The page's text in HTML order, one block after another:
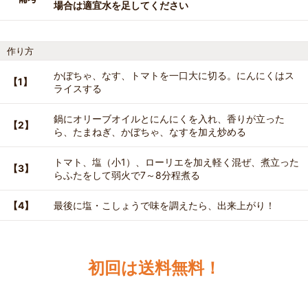
場合は適宜水を足してください
作り方
【1】
かぼちゃ、なす、トマトを一口大に切る。にんにくはス
ライスする
【2】
鍋にオリーブオイルとにんにくを入れ、香りが立った
ら、たまねぎ、かぼちゃ、なすを加え炒める
【3】
トマト、塩（小1）、ローリエを加え軽く混ぜ、煮立った
らふたをして弱火で7～8分程煮る
【4】 最後に塩・こしょうで味を調えたら、出来上がり！
初回は送料無料！